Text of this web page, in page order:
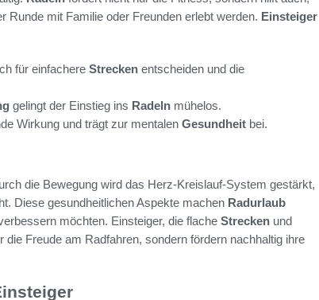
Runde mit Familie oder Freunden erlebt werden. Einsteiger
für einfachere Strecken entscheiden und die
gelingt der Einstieg ins Radeln mühelos.
Wirkung und trägt zur mentalen Gesundheit bei.
die Bewegung wird das Herz-Kreislauf-System gestärkt,
Diese gesundheitlichen Aspekte machen Radurlaub
möchten. Einsteiger, die flache Strecken und
Freude am Radfahren, sondern fördern nachhaltig ihre